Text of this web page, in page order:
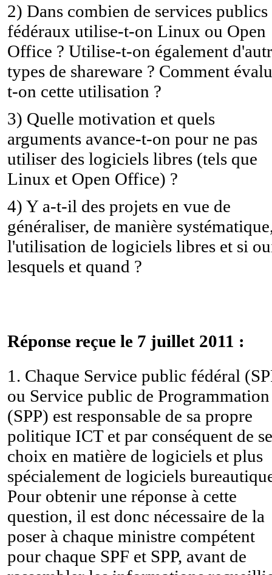
2) Dans combien de services publics
fédéraux utilise-t-on Linux ou Open
Office ? Utilise-t-on également
types de shareware ? Comment
t-on cette utilisation ?
3) Quelle motivation et quels
arguments avance-t-on pour ne pas
utiliser des logiciels libres (tels que
Linux et Open Office) ?
4) Y a-t-il des projets en vue de
généraliser, de manière
l'utilisation de logiciels libres et si
lesquels et quand ?
Réponse reçue le 7 juillet 2011 :
1. Chaque Service public fédéral
ou Service public de Programmation
(SPP) est responsable de sa propre
politique ICT et par conséquent de
choix en matière de logiciels et plus
spécialement de logiciels
Pour obtenir une réponse à cette
question, il est donc nécessaire de la
poser à chaque ministre compétent
pour chaque SPF et SPP, avant de